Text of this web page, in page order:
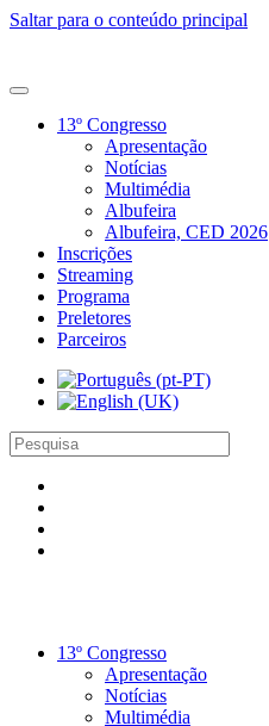
Saltar para o conteúdo principal
13º Congresso
Apresentação
Notícias
Multimédia
Albufeira
Albufeira, CED 2026
Inscrições
Streaming
Programa
Preletores
Parceiros
13º Congresso
Apresentação
Notícias
Multimédia